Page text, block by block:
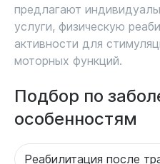
предлагают
услуги, физическую
активности для
моторных функций.
Подбор по
особенностям
Реабилитация после